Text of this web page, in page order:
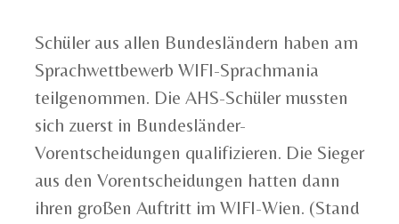
Schüler aus allen Bundesländern haben am
Sprachwettbewerb WIFI-Sprachmania
teilgenommen. Die AHS-Schüler mussten
sich zuerst in Bundesländer-
Vorentscheidungen qualifizieren. Die Sieger
aus den Vorentscheidungen hatten dann
ihren großen Auftritt im WIFI-Wien. (Stand